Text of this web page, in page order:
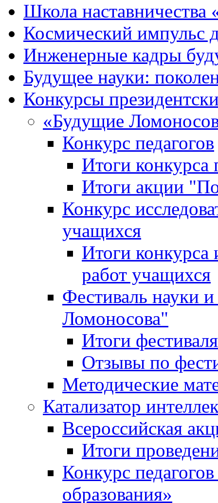
Школа
Космический импульс
Инженерные кадры
Будущее науки:
Конкурсы
«Будущие
Конкурс педагогов
Итоги конкурса
Итоги акции
Конкурс
учащихся
Итоги конкурса
работ учащихся
Фестиваль науки
Ломоносова"
Итоги фестиваля
Отзывы по
Методические
Катализатор
Всероссийская
Итоги
Конкурс
образования»